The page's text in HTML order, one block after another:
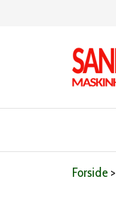
Forside >